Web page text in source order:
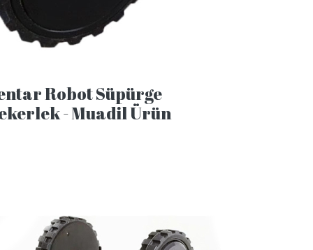
Robot Süpürge
- Muadil Ürün